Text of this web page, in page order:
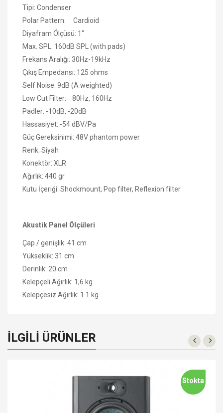
Tipi: Condenser
Polar Pattern: Cardioid
Diyafram Ölçüsü: 1"
Max. SPL: 160dB SPL (with pads)
Frekans Aralığı: 30Hz-19kHz
Çıkış Empedansı: 125 ohms
Self Noise: 9dB (A weighted)
Low Cut Filter: 80Hz, 160Hz
Padler: -10dB, -20dB
Hassasiyet: -54 dBV/Pa
Güç Gereksinimi: 48V phantom power
Renk: Siyah
Konektör: XLR
Ağırlık: 440 gr
Kutu İçeriği: Shockmount, Pop filter, Reflexion filter
Akustik Panel Ölçüleri
Çap / genişlik: 41 cm
Yükseklik: 31 cm
Derinlik: 20 cm
Kelepçeli Ağırlık: 1,6 kg
Kelepçesiz Ağırlık: 1.1 kg
İLGILI ÜRÜNLER
Stokta